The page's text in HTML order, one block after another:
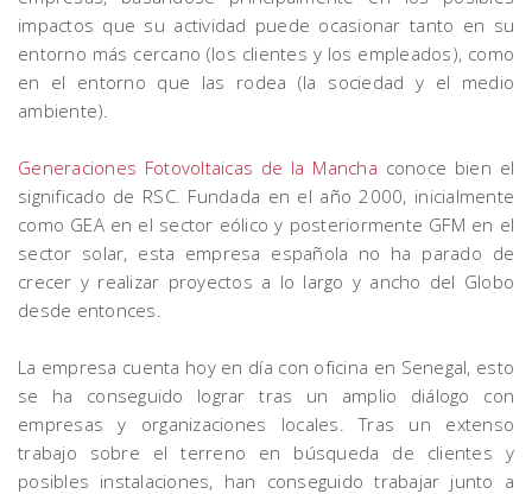
impactos que su actividad puede ocasionar tanto en su
entorno más cercano (los clientes y los empleados), como
en el entorno que las rodea (la sociedad y el medio
ambiente).
Generaciones Fotovoltaicas de la Mancha conoce bien el
significado de RSC. Fundada en el año 2000, inicialmente
como GEA en el sector eólico y posteriormente GFM en el
sector solar, esta empresa española no ha parado de
crecer y realizar proyectos a lo largo y ancho del Globo
desde entonces.
La empresa cuenta hoy en día con oficina en Senegal, esto
se ha conseguido lograr tras un amplio diálogo con
empresas y organizaciones locales. Tras un extenso
trabajo sobre el terreno en búsqueda de clientes y
posibles instalaciones, han conseguido trabajar junto a